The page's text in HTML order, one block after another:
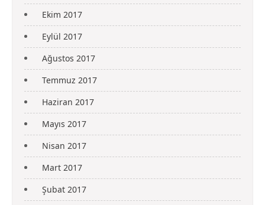
Ekim 2017
Eylül 2017
Ağustos 2017
Temmuz 2017
Haziran 2017
Mayıs 2017
Nisan 2017
Mart 2017
Şubat 2017